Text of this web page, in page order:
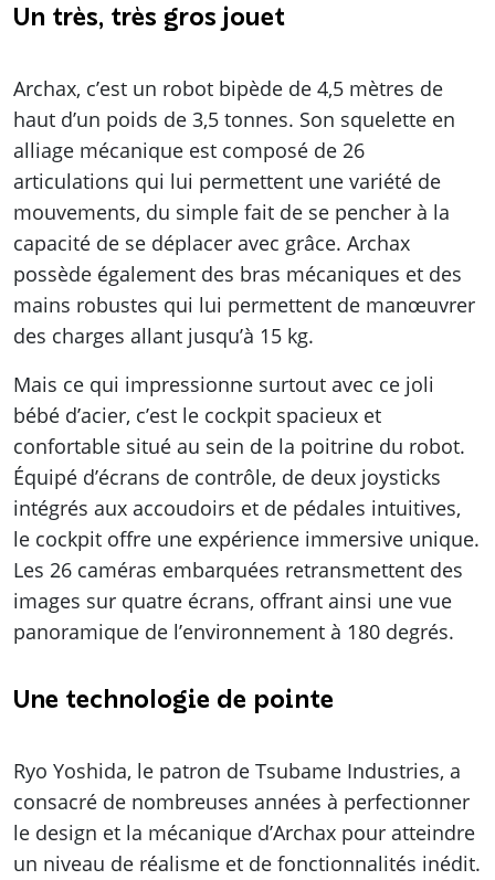
Un très, très gros jouet
Archax, c’est un robot bipède de 4,5 mètres de
haut d’un poids de 3,5 tonnes. Son squelette en
alliage mécanique est composé de 26
articulations qui lui permettent une variété de
mouvements, du simple fait de se pencher à la
capacité de se déplacer avec grâce. Archax
possède également des bras mécaniques et des
mains robustes qui lui permettent de manœuvrer
des charges allant jusqu’à 15 kg.
Mais ce qui impressionne surtout avec ce joli
bébé d’acier, c’est le cockpit spacieux et
confortable situé au sein de la poitrine du robot.
Équipé d’écrans de contrôle, de deux joysticks
intégrés aux accoudoirs et de pédales intuitives,
le cockpit offre une expérience immersive unique.
Les 26 caméras embarquées retransmettent des
images sur quatre écrans, offrant ainsi une vue
panoramique de l’environnement à 180 degrés.
Une technologie de pointe
Ryo Yoshida, le patron de Tsubame Industries, a
consacré de nombreuses années à perfectionner
le design et la mécanique d’Archax pour atteindre
un niveau de réalisme et de fonctionnalités inédit.